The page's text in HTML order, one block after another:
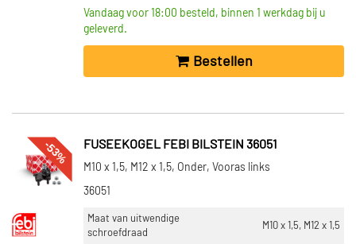
Vandaag voor 18:00 besteld, binnen 1 werkdag bij u
geleverd.
Bestellen
-53% FUSEEKOGEL FEBI BILSTEIN 36051
M10 x 1,5, M12 x 1,5, Onder, Vooras links
36051
Maat van uitwendige
schroefdraad
M10 x 1,5, M12 x 1,5